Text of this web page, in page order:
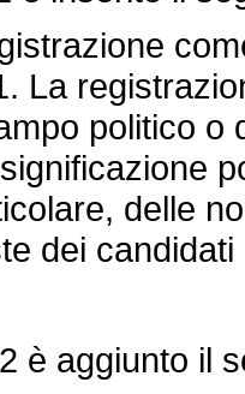
La
politico
delle
dei
aggiunto il